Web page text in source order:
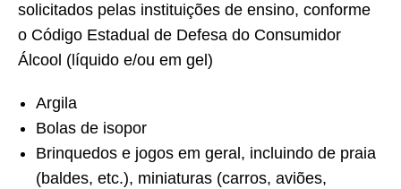
solicitados pelas instituições de ensino, conforme
o Código Estadual de Defesa do Consumidor
Álcool (líquido e/ou em gel)
Argila
Bolas de isopor
Brinquedos e jogos em geral, incluindo de praia
(baldes, etc.), miniaturas (carros, aviões,